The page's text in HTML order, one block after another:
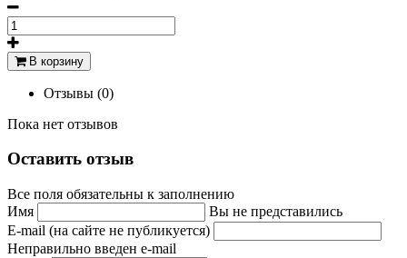
В корзину
Отзывы (0)
Пока нет отзывов
Оставить отзыв
Все поля обязательны к заполнению
Имя
Вы не представились
E-mail (на сайте не публикуется)
Неправильно введен e-mail